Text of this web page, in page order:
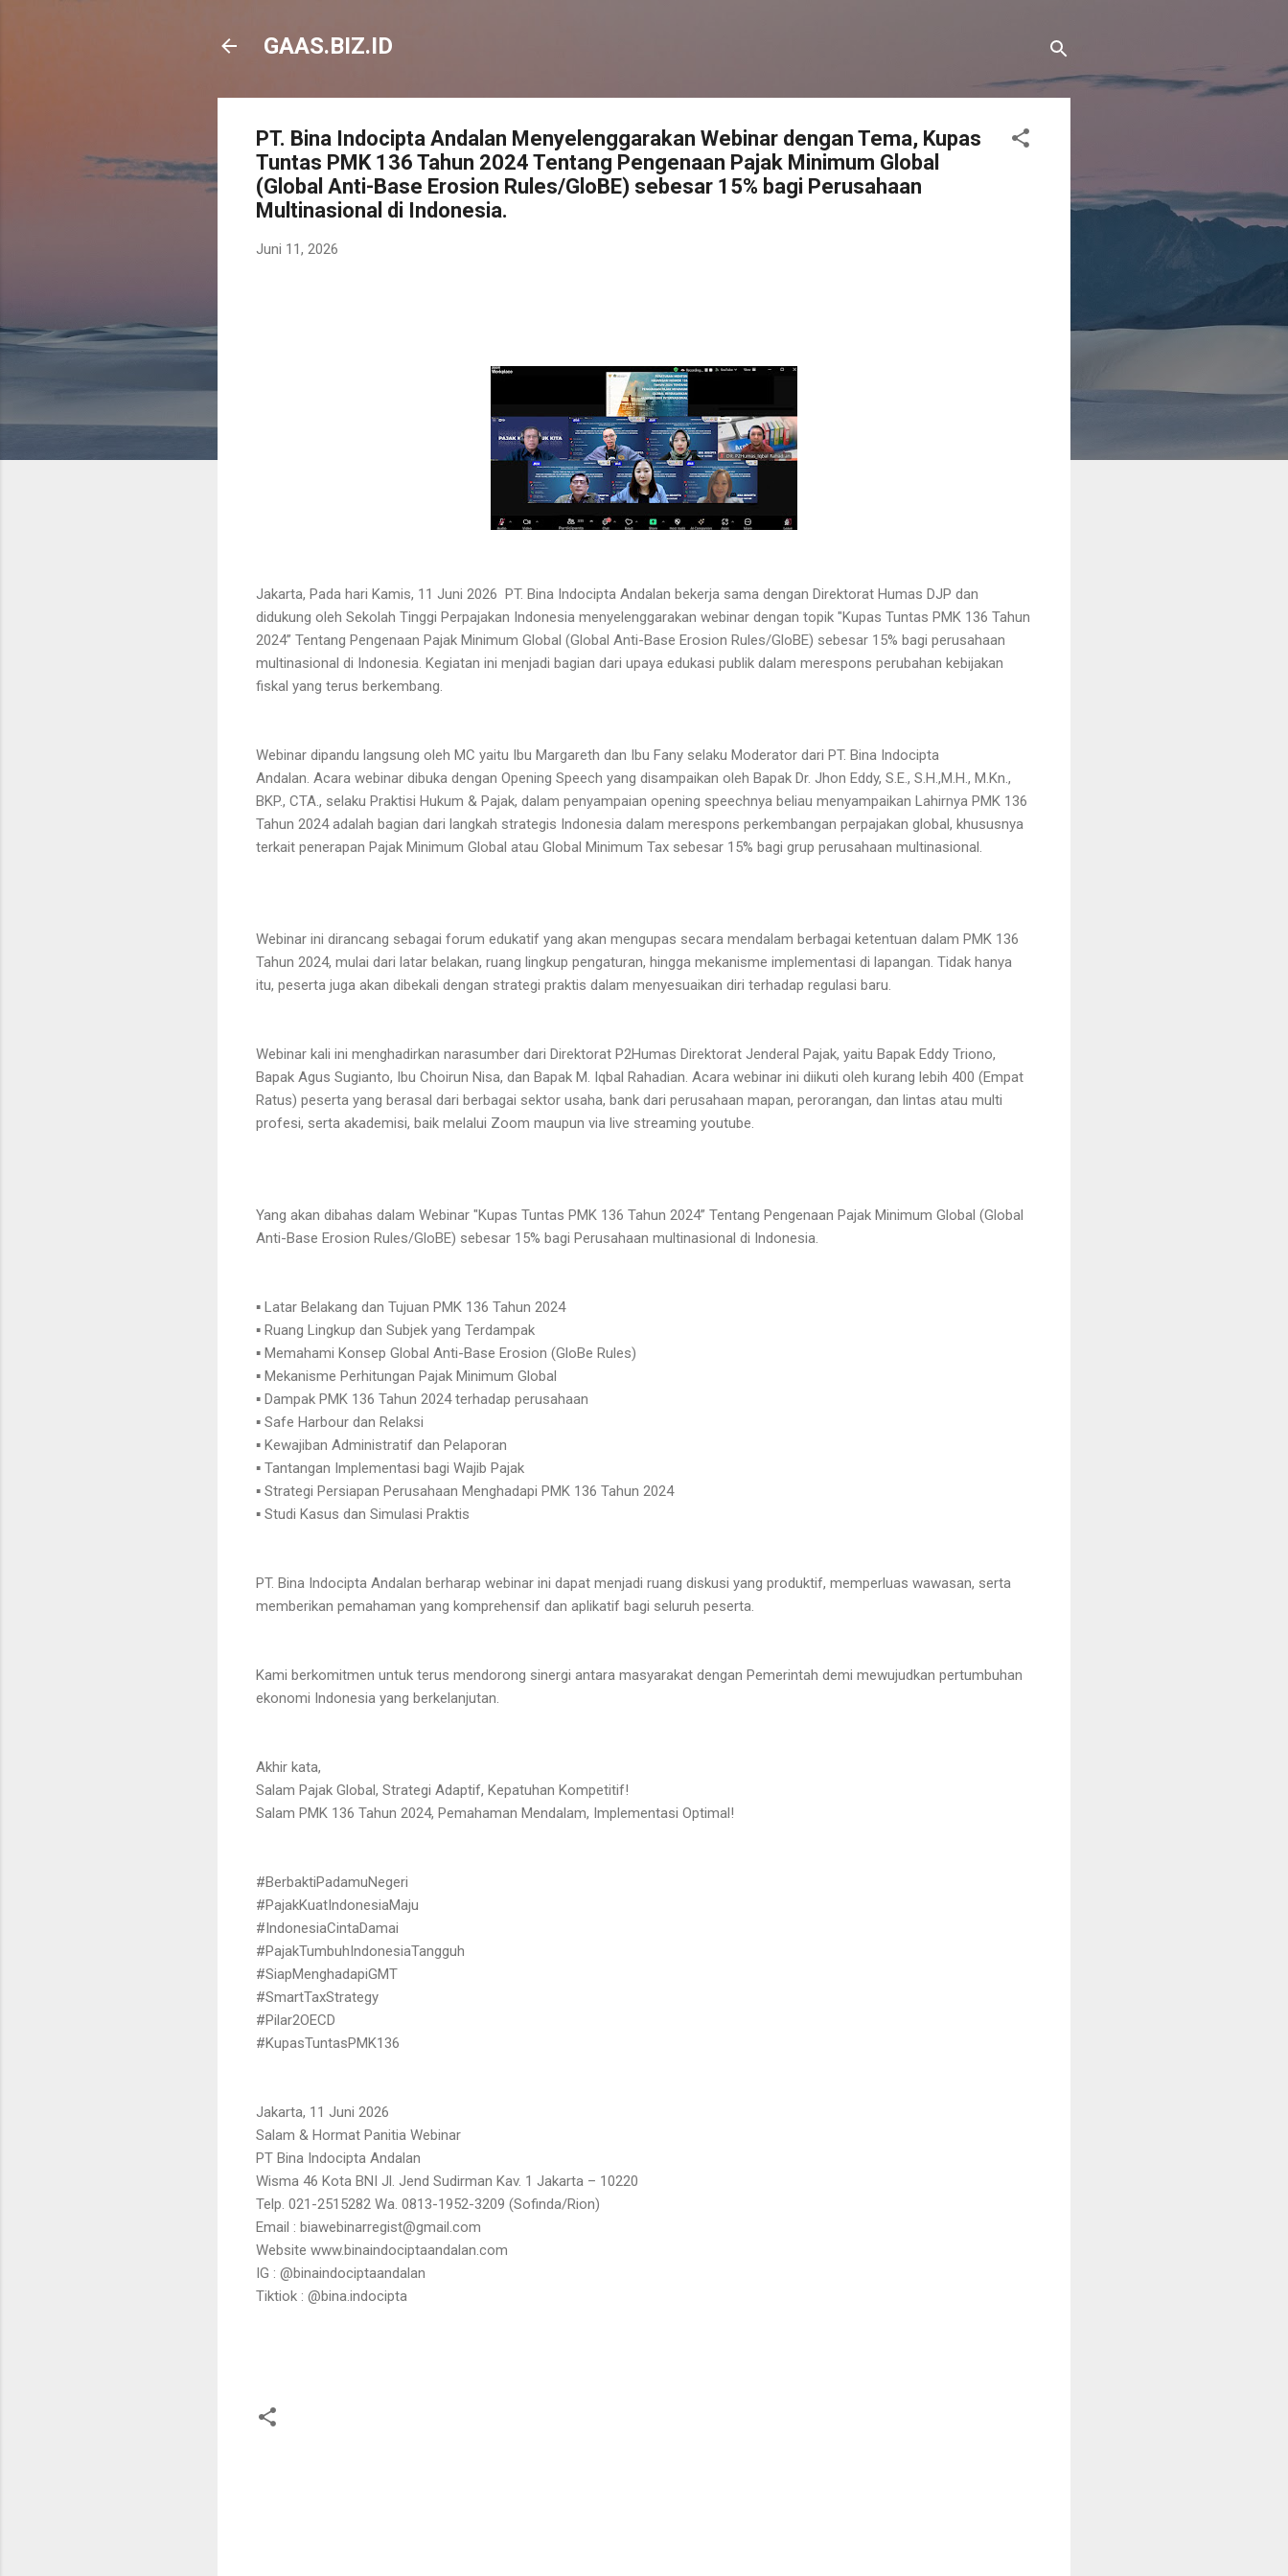
GAAS.BIZ.ID
PT. Bina Indocipta Andalan Menyelenggarakan Webinar dengan Tema, Kupas
Tuntas PMK 136 Tahun 2024 Tentang Pengenaan Pajak Minimum Global
(Global Anti-Base Erosion Rules/GloBE) sebesar 15% bagi Perusahaan
Multinasional di Indonesia.
Juni 11, 2026
Jakarta, Pada hari Kamis, 11 Juni 2026 PT. Bina Indocipta Andalan bekerja sama dengan Direktorat Humas DJP dan
didukung oleh Sekolah Tinggi Perpajakan Indonesia menyelenggarakan webinar dengan topik "Kupas Tuntas PMK 136 Tahun
2024” Tentang Pengenaan Pajak Minimum Global (Global Anti-Base Erosion Rules/GloBE) sebesar 15% bagi perusahaan
multinasional di Indonesia. Kegiatan ini menjadi bagian dari upaya edukasi publik dalam merespons perubahan kebijakan
fiskal yang terus berkembang.
Webinar dipandu langsung oleh MC yaitu Ibu Margareth dan Ibu Fany selaku Moderator dari PT. Bina Indocipta
Andalan. Acara webinar dibuka dengan Opening Speech yang disampaikan oleh Bapak Dr. Jhon Eddy, S.E., S.H.,M.H., M.Kn.,
BKP., CTA., selaku Praktisi Hukum & Pajak, dalam penyampaian opening speechnya beliau menyampaikan Lahirnya PMK 136
Tahun 2024 adalah bagian dari langkah strategis Indonesia dalam merespons perkembangan perpajakan global, khususnya
terkait penerapan Pajak Minimum Global atau Global Minimum Tax sebesar 15% bagi grup perusahaan multinasional.
Webinar ini dirancang sebagai forum edukatif yang akan mengupas secara mendalam berbagai ketentuan dalam PMK 136
Tahun 2024, mulai dari latar belakan, ruang lingkup pengaturan, hingga mekanisme implementasi di lapangan. Tidak hanya
itu, peserta juga akan dibekali dengan strategi praktis dalam menyesuaikan diri terhadap regulasi baru.
Webinar kali ini menghadirkan narasumber dari Direktorat P2Humas Direktorat Jenderal Pajak, yaitu Bapak Eddy Triono,
Bapak Agus Sugianto, Ibu Choirun Nisa, dan Bapak M. Iqbal Rahadian. Acara webinar ini diikuti oleh kurang lebih 400 (Empat
Ratus) peserta yang berasal dari berbagai sektor usaha, bank dari perusahaan mapan, perorangan, dan lintas atau multi
profesi, serta akademisi, baik melalui Zoom maupun via live streaming youtube.
Yang akan dibahas dalam Webinar "Kupas Tuntas PMK 136 Tahun 2024” Tentang Pengenaan Pajak Minimum Global (Global
Anti-Base Erosion Rules/GloBE) sebesar 15% bagi Perusahaan multinasional di Indonesia.
▪ Latar Belakang dan Tujuan PMK 136 Tahun 2024
▪ Ruang Lingkup dan Subjek yang Terdampak
▪ Memahami Konsep Global Anti-Base Erosion (GloBe Rules)
▪ Mekanisme Perhitungan Pajak Minimum Global
▪ Dampak PMK 136 Tahun 2024 terhadap perusahaan
▪ Safe Harbour dan Relaksi
▪ Kewajiban Administratif dan Pelaporan
▪ Tantangan Implementasi bagi Wajib Pajak
▪ Strategi Persiapan Perusahaan Menghadapi PMK 136 Tahun 2024
▪ Studi Kasus dan Simulasi Praktis
PT. Bina Indocipta Andalan berharap webinar ini dapat menjadi ruang diskusi yang produktif, memperluas wawasan, serta
memberikan pemahaman yang komprehensif dan aplikatif bagi seluruh peserta.
Kami berkomitmen untuk terus mendorong sinergi antara masyarakat dengan Pemerintah demi mewujudkan pertumbuhan
ekonomi Indonesia yang berkelanjutan.
Akhir kata,
Salam Pajak Global, Strategi Adaptif, Kepatuhan Kompetitif!
Salam PMK 136 Tahun 2024, Pemahaman Mendalam, Implementasi Optimal!
#BerbaktiPadamuNegeri
#PajakKuatIndonesiaMaju
#IndonesiaCintaDamai
#PajakTumbuhIndonesiaTangguh
#SiapMenghadapiGMT
#SmartTaxStrategy
#Pilar2OECD
#KupasTuntasPMK136
Jakarta, 11 Juni 2026
Salam & Hormat Panitia Webinar
PT Bina Indocipta Andalan
Wisma 46 Kota BNI Jl. Jend Sudirman Kav. 1 Jakarta – 10220
Telp. 021-2515282 Wa. 0813-1952-3209 (Sofinda/Rion)
Email : biawebinarregist@gmail.com
Website www.binaindociptaandalan.com
IG : @binaindociptaandalan
Tiktiok : @bina.indocipta